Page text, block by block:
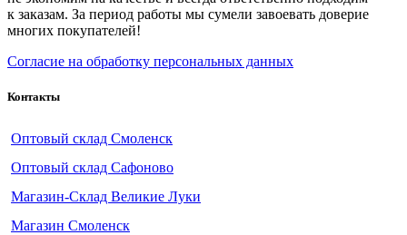
к заказам. За период работы мы сумели завоевать доверие
многих покупателей!
Согласие на обработку персональных данных
Контакты
Оптовый склад Смоленск
Оптовый склад Сафоново
Магазин-Склад Великие Луки
Магазин Смоленск